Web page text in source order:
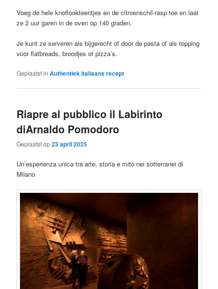
Voeg de hele knoflookteentjes en de citroenschil-rasp toe en laat
ze 2 uur garen in de oven op 140 graden.
Je kunt ze serveren als bijgerecht of door de pasta of als topping
voor flatbreads, broodjes of pizza’s.
Geplaatst in Authentiek Italiaans recept
Riapre al pubblico il Labirinto
diArnaldo Pomodoro
Geplaatst op23 april 2025
Un’esperienza unica tra arte, storia e mito nei sotterranei di
Milano